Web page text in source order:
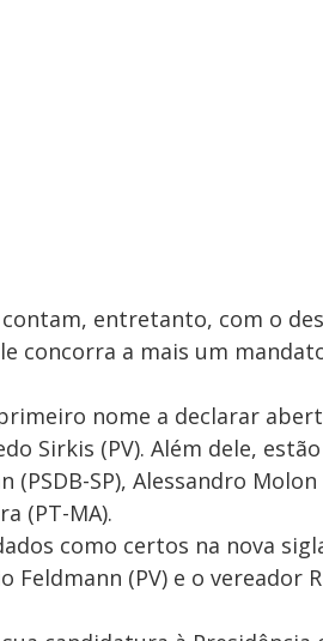
entretanto, com o
concorra a mais um
nome a declarar
Sirkis (PV). Além dele,
(PSDB-SP), Alessandro Molon
(PT-MA).
como certos na nova
Feldmann (PV) e o vereador